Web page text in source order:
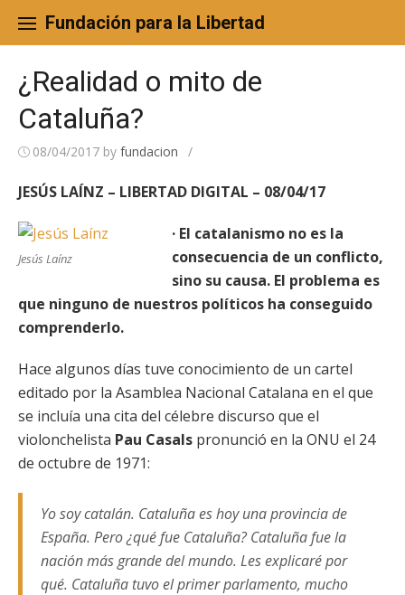
content
Fundación para la Libertad
¿Realidad o mito de
Cataluña?
08/04/2017 by fundacion /
JESÚS LAÍNZ – LIBERTAD DIGITAL – 08/04/17
Jesús Laínz
· El catalanismo no es la
consecuencia de un conflicto,
sino su causa. El problema es
que ninguno de nuestros políticos ha conseguido
comprenderlo.
Hace algunos días tuve conocimiento de un cartel
editado por la Asamblea Nacional Catalana en el que
se incluía una cita del célebre discurso que el
violonchelista Pau Casals pronunció en la ONU el 24
de octubre de 1971:
Yo soy catalán. Cataluña es hoy una provincia de
España. Pero ¿qué fue Cataluña? Cataluña fue la
nación más grande del mundo. Les explicaré por
qué. Cataluña tuvo el primer parlamento, mucho